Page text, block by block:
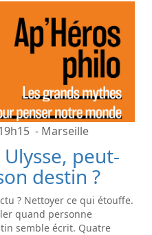
- Marseille
peut-
destin ?
? Nettoyer ce qui étouffe.
quand personne
semble écrit. Quatre